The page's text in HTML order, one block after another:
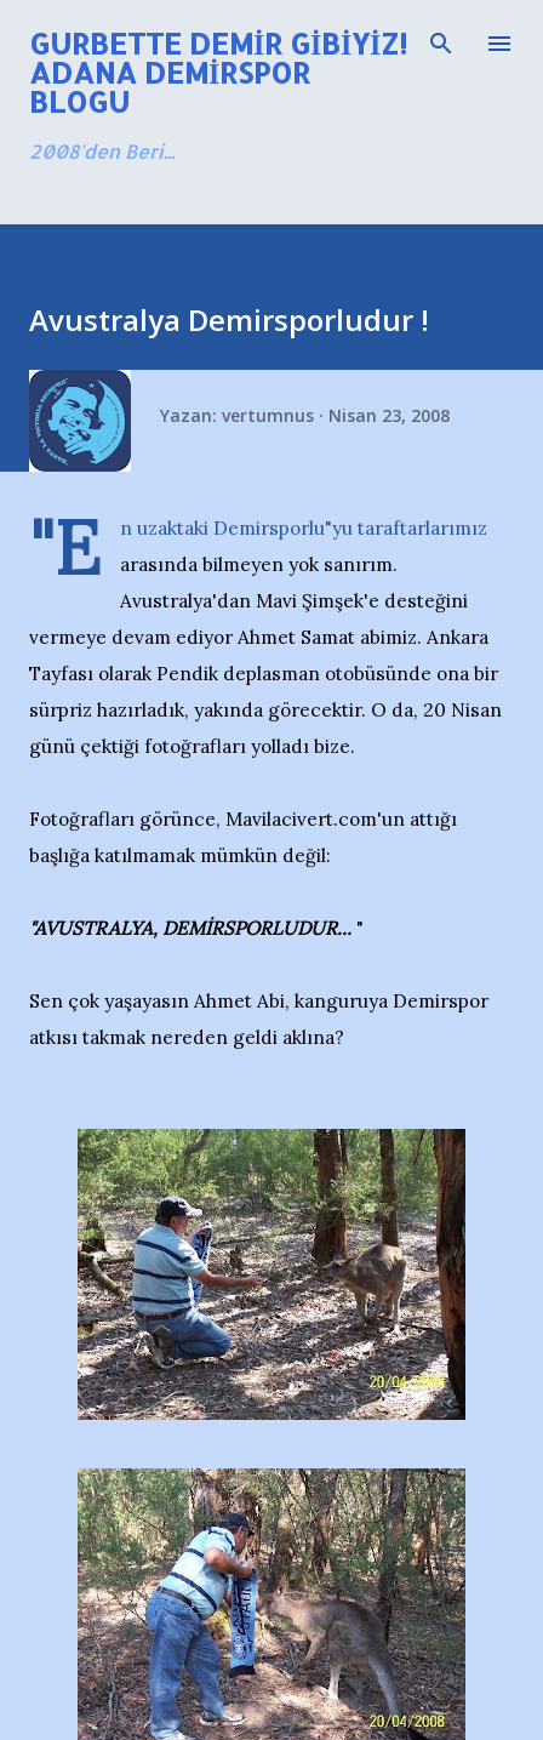
Ana içeriğe atla
GURBETTE DEMIR GIBIYIZ!
ADANA DEMIRSPOR
BLOGU
2008'den Beri...
Avustralya Demirsporludur !
Yazan: vertumnus Nisan 23, 2008
"E
n uzaktaki Demirsporlu"yu taraftarlarımız
arasında bilmeyen yok sanırım.
Avustralya'dan Mavi Şimşek'e desteğini
vermeye devam ediyor Ahmet Samat abimiz. Ankara
Tayfası olarak Pendik deplasman otobüsünde ona bir
sürpriz hazırladık, yakında görecektir. O da, 20 Nisan
günü çektiği fotoğrafları yolladı bize.
Fotoğrafları görünce, Mavilacivert.com'un attığı
başlığa katılmamak mümkün değil:
"AVUSTRALYA, DEMİRSPORLUDUR... "
Sen çok yaşayasın Ahmet Abi, kanguruya Demirspor
atkısı takmak nereden geldi aklına?